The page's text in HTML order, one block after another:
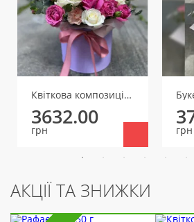
Квіткова композиція Літній мотив
3632.00
грн грн
АКЦІЇ ТА ЗНИЖКИ